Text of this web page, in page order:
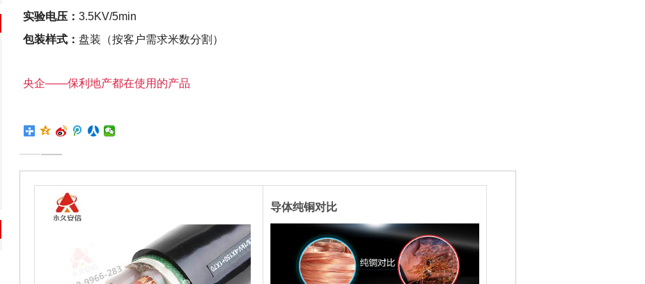
实验电压： 3.5KV/5min
包装样式： 盘装（按客户需求米数分割）
央企——保利地产都在使用的产品
导体纯铜对比